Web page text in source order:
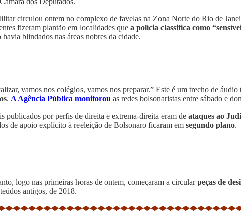
circulou ontem no complexo de favelas na Zona Norte do Rio de
fizeram plantão em localidades que a polícia classifica como
blindados nas áreas nobres da cidade.
vamos nos colégios, vamos nos preparar.” Este é um trecho de
. A Agência Pública monitorou as redes bolsonaristas entre sábado e
publicados por perfis de direita e extrema-direita eram de ataques ao
de apoio explícito à reeleição de Bolsonaro ficaram em segundo plano.
logo nas primeiras horas de ontem, começaram a circularpeças de
antigos, de 2018.